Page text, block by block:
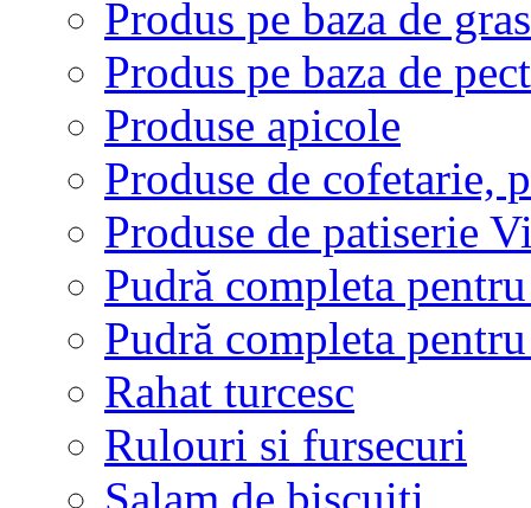
Produs pe baza de
Produs pe baza de
Produse apicole
Produse de cofetarie,
Produse de patiserie
Pudră completa
Pudră completa
Rahat turcesc
Rulouri si fursecuri
Salam de biscuiti